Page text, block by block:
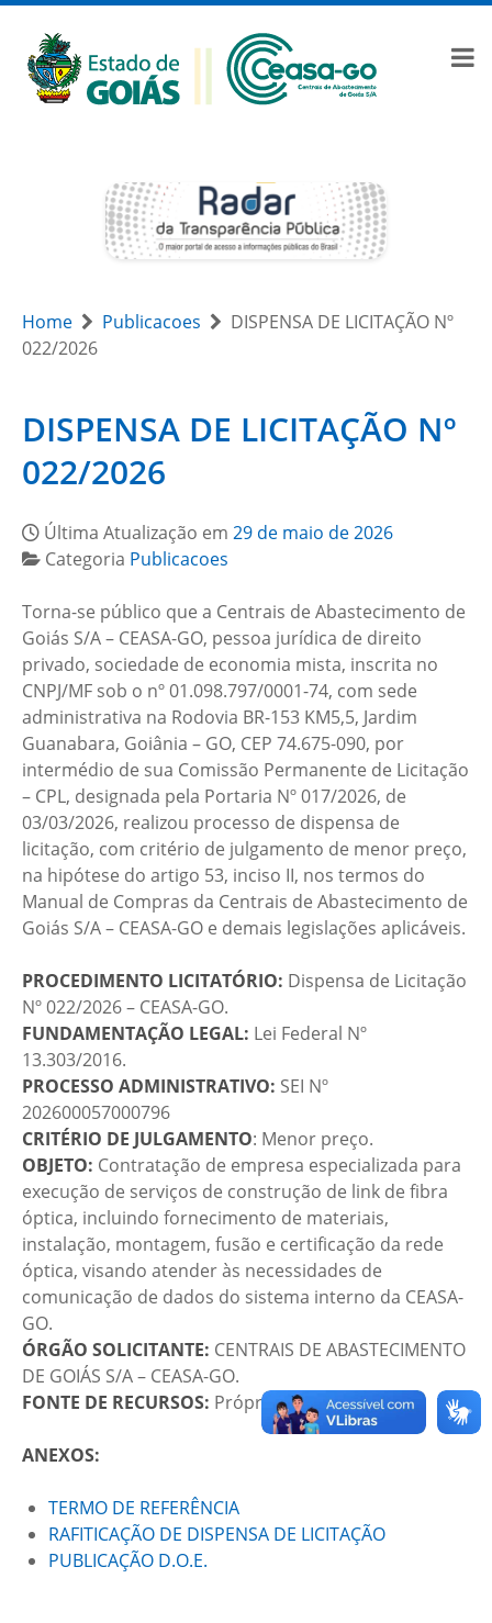
Home Publicacoes
DISPENSA DE LICITAÇÃO Nº
022/2026
DISPENSA DE LICITAÇÃO Nº
022/2026
Última Atualização em 29 de maio de 2026
Categoria Publicacoes
Torna-se público que a Centrais de Abastecimento de
Goiás S/A – CEASA-GO, pessoa jurídica de direito
privado, sociedade de economia mista, inscrita no
CNPJ/MF sob o nº 01.098.797/0001-74, com sede
administrativa na Rodovia BR-153 KM5,5, Jardim
Guanabara, Goiânia – GO, CEP 74.675-090, por
intermédio de sua Comissão Permanente de Licitação
– CPL, designada pela Portaria Nº 017/2026, de
03/03/2026, realizou processo de dispensa de
licitação, com critério de julgamento de menor preço,
na hipótese do artigo 53, inciso II, nos termos do
Manual de Compras da Centrais de Abastecimento de
Goiás S/A – CEASA-GO e demais legislações aplicáveis.
PROCEDIMENTO LICITATÓRIO: Dispensa de Licitação
Nº 022/2026 – CEASA-GO.
FUNDAMENTAÇÃO LEGAL: Lei Federal Nº
13.303/2016.
PROCESSO ADMINISTRATIVO: SEI Nº
202600057000796
CRITÉRIO DE JULGAMENTO: Menor preço.
OBJETO: Contratação de empresa especializada para
execução de serviços de construção de link de fibra
óptica, incluindo fornecimento de materiais,
instalação, montagem, fusão e certificação da rede
óptica, visando atender às necessidades de
comunicação de dados do sistema interno da CEASA-
GO.
ÓRGÃO SOLICITANTE: CENTRAIS DE ABASTECIMENTO
DE GOIÁS S/A – CEASA-GO.
FONTE DE RECURSOS: Próprio.
ANEXOS:
TERMO DE REFERÊNCIA
RAFITICAÇÃO DE DISPENSA DE LICITAÇÃO
PUBLICAÇÃO D.O.E.